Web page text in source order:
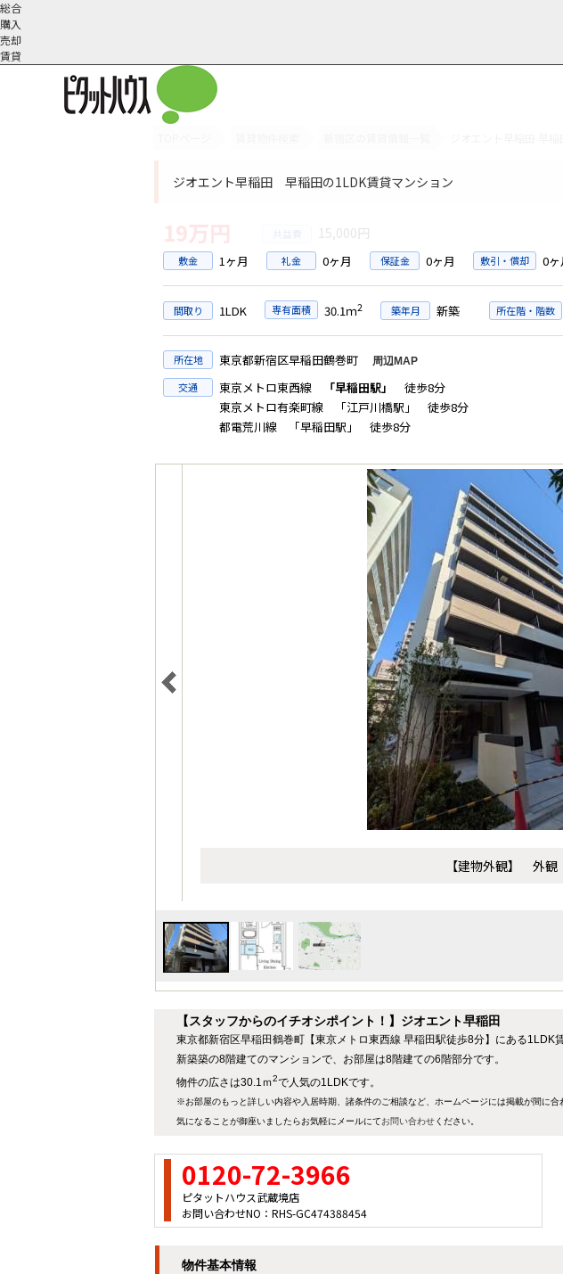
総合
購入
売却
賃貸
オーナー様へ 賃貸業務内容 管理物件一覧
契約内容・更新等 住まいのトラブル
会社概要 スタッフ紹介 採用情報
ジオエント早稲田 早稲田の1LDK賃貸マンション
19万円 15,000円
敷金 1ヶ月 礼金 0ヶ月 保証金 0ヶ月 敷引・償却 0
間取り 1LDK 専有面積 30.1ｍ2 築年月 新築 所在階・階数
所在地 東京都新宿区早稲田鶴巻町 周辺MAP
交通 東京メトロ東西線 「早稲田駅」
徒歩8分
東京メトロ有楽町線 「江戸川橋駅」 徒歩8分
都電荒川線 「早稲田駅」 徒歩8分
【建物外観】 外観
【スタッフからのイチオシポイント！】ジオエント早稲田
東京都新宿区早稲田鶴巻町【東京メトロ東西線 早稲田駅徒歩8分】にある1LDK
新築築の8階建てのマンションで、お部屋は8階建ての6階部分です。
物件の広さは30.1ｍ2で人気の1LDKです。
※お部屋のもっと詳しい内容や入居時期、諸条件のご相談など、ホームページには掲載が間に合
気になることが御座いましたらお気軽にメールにてお問い合わせください。
0120-72-3966
ピタットハウス武蔵境店
お問い合わせNO：RHS-GC474388454
物件基本情報